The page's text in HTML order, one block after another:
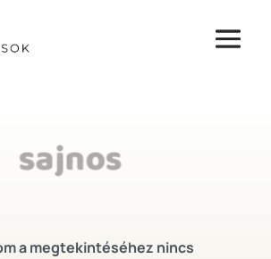
sajnos
a megtekintéséhez nincs